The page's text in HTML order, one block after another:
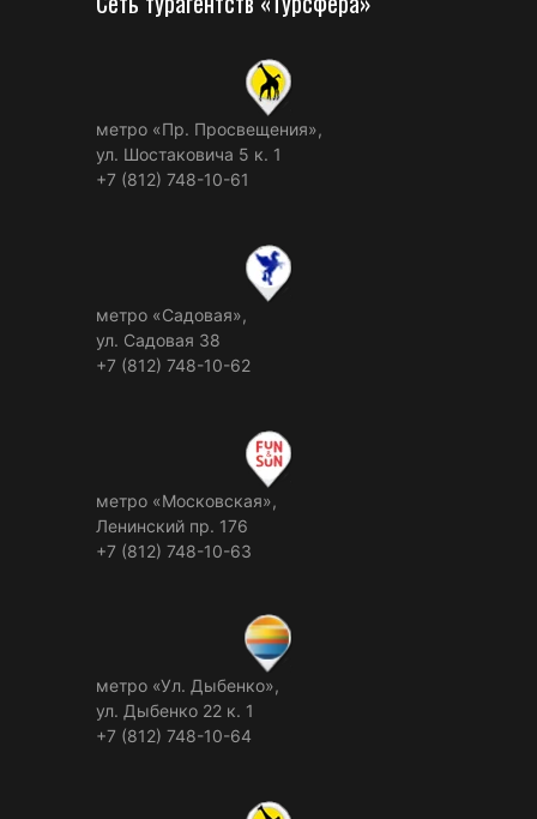
метро «Пр. Просвещения»,
ул. Шостаковича 5 к. 1
+7 (812) 748-10-61
метро «Садовая»,
ул. Садовая 38
+7 (812) 748-10-62
метро «Московская»,
Ленинский пр. 176
+7 (812) 748-10-63
метро «Ул. Дыбенко»,
ул. Дыбенко 22 к. 1
+7 (812) 748-10-64